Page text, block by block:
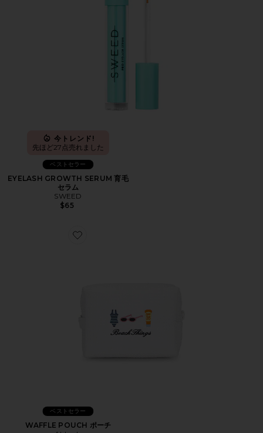
今トレンド!
先ほど27点売れました
ベストセラー
EYELASH GROWTH SERUM 育毛
セラム
SWEED
$65
Favorite WAFFLE POUCH ポーチ
ベストセラー
WAFFLE POUCH ポーチ